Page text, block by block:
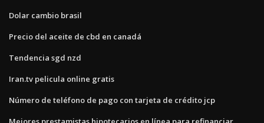
Dolar cambio brasil
Precio del aceite de cbd en canadá
Tendencia sgd nzd
Iran.tv pelicula online gratis
Número de teléfono de pago con tarjeta de crédito jcp